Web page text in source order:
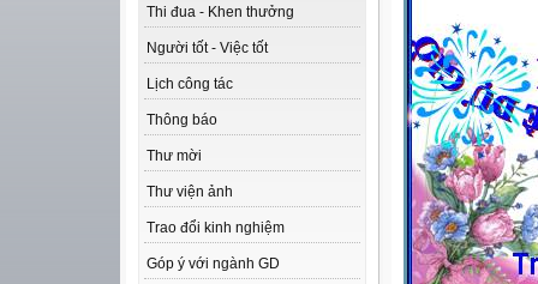
Thi đua - Khen thưởng
Người tốt - Việc tốt
Lịch công tác
Thông báo
Thư mời
Thư viện ảnh
Trao đổi kinh nghiệm
Góp ý với ngành GD